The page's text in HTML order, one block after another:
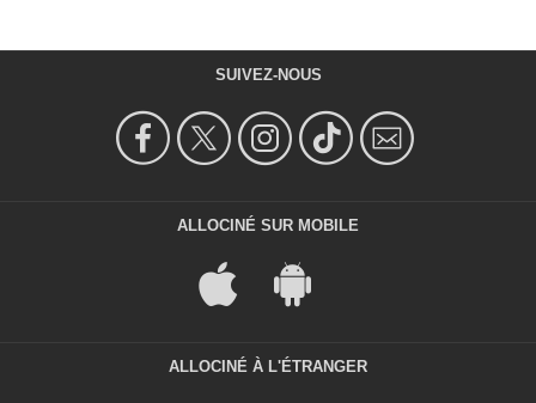
SUIVEZ-NOUS
ALLOCINÉ SUR MOBILE
ALLOCINÉ À L'ÉTRANGER